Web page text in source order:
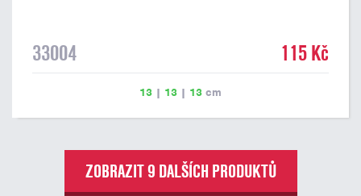
33004 115 Kč
13 | 13 | 13 cm
ZOBRAZIT 9 DALŠÍCH PRODUKTŮ